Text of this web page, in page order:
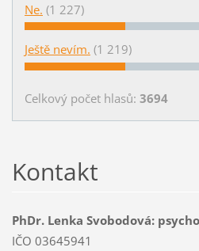
Ne. (1 227)
Ještě nevím. (1 219)
Celkový počet hlasů: 3694
Kontakt
PhDr. Lenka Svobodová:
IČO 03645941